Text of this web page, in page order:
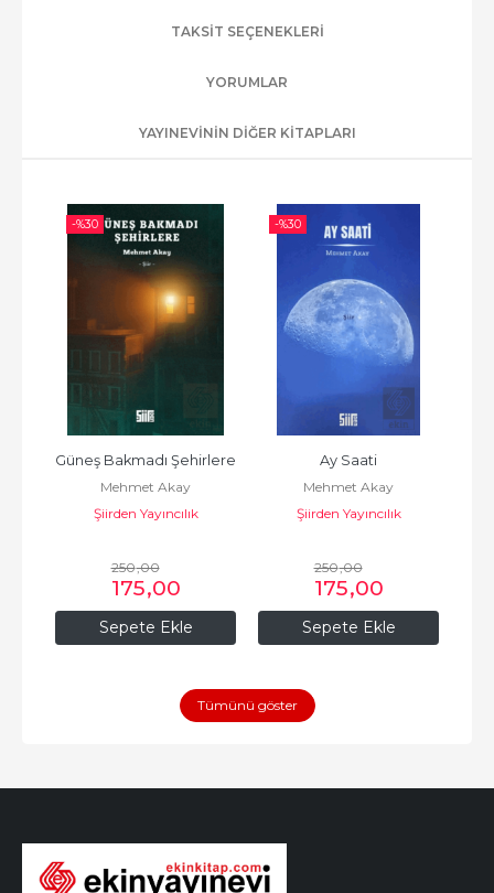
TAKSIT SEÇENEKLERI
YORUMLAR
YAYINEVININ DIĞER KITAPLARI
-%30
Sepete Ekle
Güneş Bakmadı Şehirlere
Mehmet Akay
Şiirden Yayıncılık
250,00
175,00
-%30
Sepete Ekle
Ay Saati
Mehmet Akay
Şiirden Yayıncılık
250,00
175,00
Tümünü göster